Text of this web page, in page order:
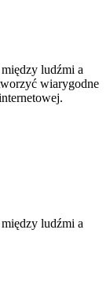
ludźmi a
wiarygodne
ludźmi a